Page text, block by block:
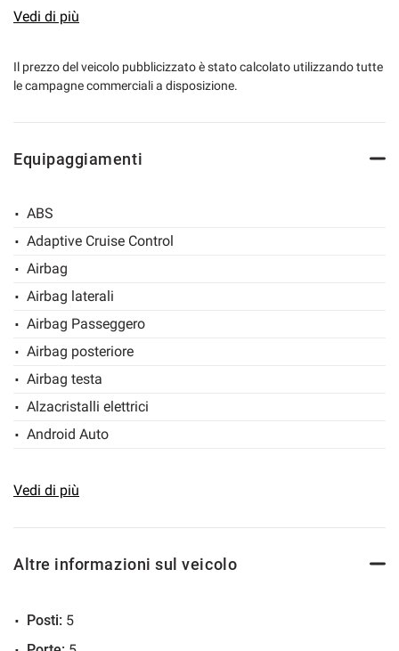
Nazionalizzazione + Garanzia Mapfre Valencia 12 Mesi
di tutto cio' che rende tranquilla la vostra guida.
Possibilità di estendere la garanzia fino a 60 MESI (info in
concessionaria)
ALCUNI ACCESSORI PRESENTI SULLA VETTURA:
Assetto sportivo
Sedili anteriori sportivi
Clima bizona
Audi connect
Spoiler
Vetri oscurati
Navigatore
Vedi di più
Il prezzo del veicolo pubblicizzato è stato calcolato utilizzando tutte
le campagne commerciali a disposizione.
Equipaggiamenti
ABS
Adaptive Cruise Control
Airbag
Airbag laterali
Airbag Passeggero
Airbag posteriore
Airbag testa
Alzacristalli elettrici
Android Auto
Assistente abbaglianti
Bluetooth
Bracciolo
Vedi di più
Altre informazioni sul veicolo
Posti: 5